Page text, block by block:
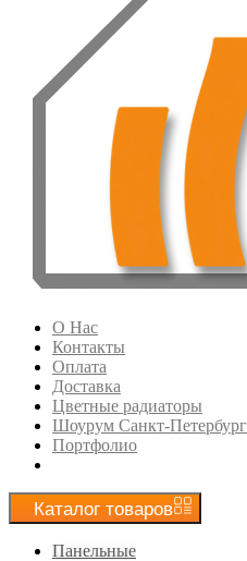
О Нас
Контакты
Оплата
Доставка
Цветные радиаторы
Шоурум Санкт-Петербург
Портфолио
Каталог товаров
Панельные